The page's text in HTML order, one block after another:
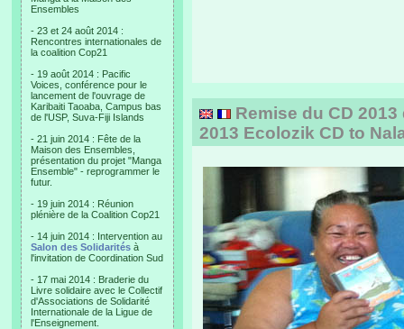
Ensembles
- 23 et 24 août 2014 :
Rencontres internationales de
la coalition Cop21
- 19 août 2014 : Pacific
Voices, conférence pour le
lancement de l'ouvrage de
Karibaiti Taoaba, Campus bas
de l'USP, Suva-Fiji Islands
- 21 juin 2014 : Fête de la
Maison des Ensembles,
présentation du projet "Manga
Ensemble" - reprogrammer le
futur.
- 19 juin 2014 : Réunion
plénière de la Coalition Cop21
- 14 juin 2014 : Intervention au
Salon des Solidarités à
l'invitation de Coordination Sud
- 17 mai 2014 : Braderie du
Livre solidaire avec le Collectif
d'Associations de Solidarité
Internationale de la Ligue de
l'Enseignement.
Remise du CD
2013 Ecolozik CD to